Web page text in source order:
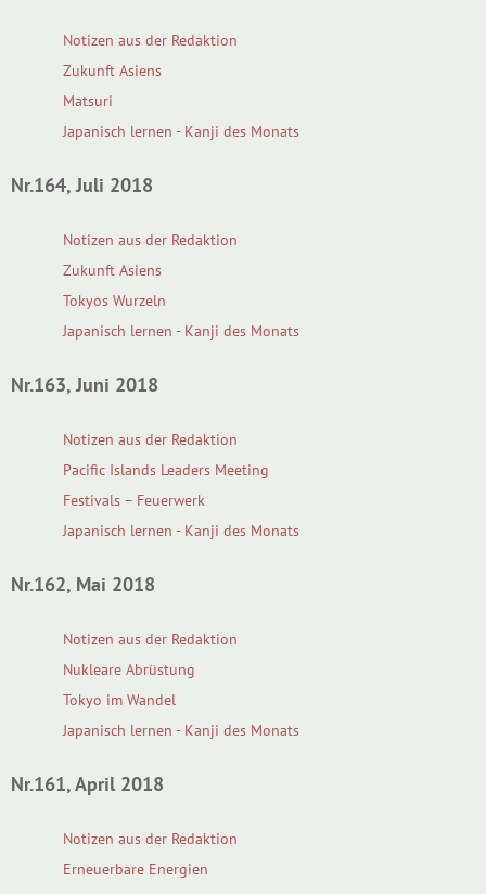
Notizen aus der Redaktion
Zukunft Asiens
Matsuri
Japanisch lernen - Kanji des Monats
Nr.164, Juli 2018
Notizen aus der Redaktion
Zukunft Asiens
Tokyos Wurzeln
Japanisch lernen - Kanji des Monats
Nr.163, Juni 2018
Notizen aus der Redaktion
Pacific Islands Leaders Meeting
Festivals – Feuerwerk
Japanisch lernen - Kanji des Monats
Nr.162, Mai 2018
Notizen aus der Redaktion
Nukleare Abrüstung
Tokyo im Wandel
Japanisch lernen - Kanji des Monats
Nr.161, April 2018
Notizen aus der Redaktion
Erneuerbare Energien